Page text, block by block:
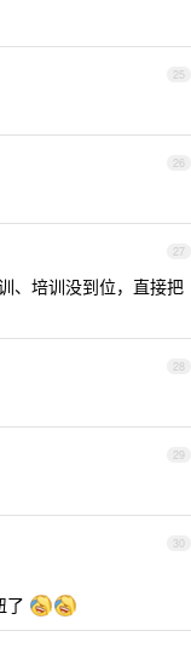
25
26
27
、培训没到位，直接把
28
29
30
了